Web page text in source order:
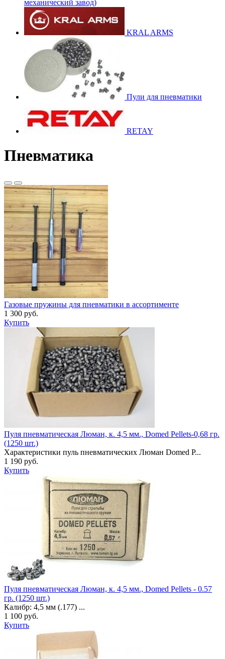
механический завод)
KRAL ARMS
Пули для пневматики
RETAY
Пневматика
Газовые пружины для пневматики в ассортименте
1 300 руб.
Купить
Пуля пневматическая Люман, к. 4,5 мм., Domed Pellets-0,68 гр.
(1250 шт.)
Характеристики пуль пневматических Люман Domed P...
1 190 руб.
Купить
Пуля пневматическая Люман, к. 4,5 мм., Domed Pellets - 0.57
гр. (1250 шт.)
Калибр: 4,5 мм (.177) ...
1 100 руб.
Купить